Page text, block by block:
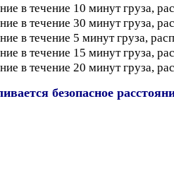
в течение 10 минут груза,
в течение 30 минут груза,
в течение 5 минут груза,
в течение 15 минут груза,
в течение 20 минут груза,
безопасное